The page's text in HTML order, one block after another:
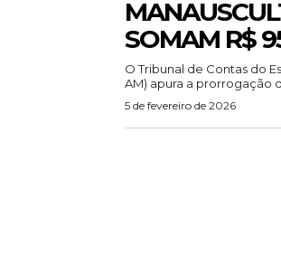
SOMAM R$
O Tribunal de Contas do
AM) apura a prorrogação
5 de fevereiro de 2026